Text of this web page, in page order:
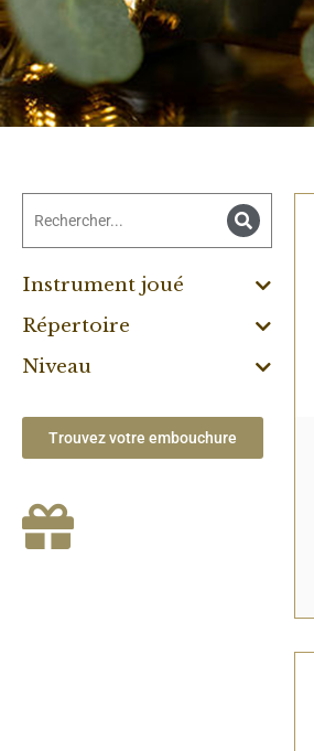
Instrument joué
Répertoire
Niveau
Trouvez votre embouchure